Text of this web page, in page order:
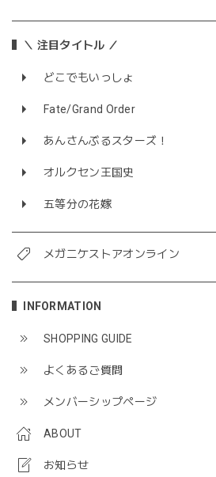
＼ 注目タイトル ／
どこでもいっしょ
Fate/Grand Order
あんさんぶるスターズ！
オルクセン王国史
五等分の花嫁
メガニケストアオンライン
INFORMATION
SHOPPING GUIDE
よくあるご質問
メンバーシップページ
ABOUT
お知らせ